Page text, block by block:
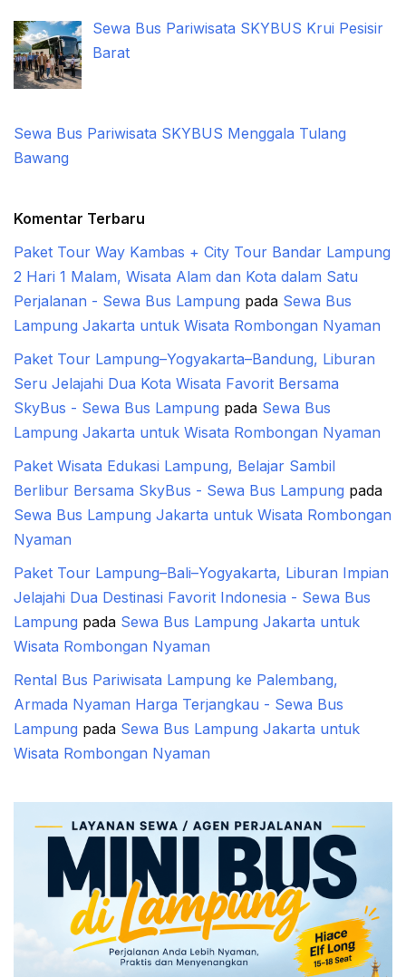
Sewa Bus Pariwisata SKYBUS Krui Pesisir
Barat
Sewa Bus Pariwisata SKYBUS Menggala Tulang
Bawang
Komentar Terbaru
Paket Tour Way Kambas + City Tour Bandar Lampung
2 Hari 1 Malam, Wisata Alam dan Kota dalam Satu
Perjalanan - Sewa Bus Lampung pada Sewa Bus
Lampung Jakarta untuk Wisata Rombongan Nyaman
Paket Tour Lampung–Yogyakarta–Bandung, Liburan
Seru Jelajahi Dua Kota Wisata Favorit Bersama
SkyBus - Sewa Bus Lampung pada Sewa Bus
Lampung Jakarta untuk Wisata Rombongan Nyaman
Paket Wisata Edukasi Lampung, Belajar Sambil
Berlibur Bersama SkyBus - Sewa Bus Lampung pada
Sewa Bus Lampung Jakarta untuk Wisata Rombongan
Nyaman
Paket Tour Lampung–Bali–Yogyakarta, Liburan Impian
Jelajahi Dua Destinasi Favorit Indonesia - Sewa Bus
Lampung pada Sewa Bus Lampung Jakarta untuk
Wisata Rombongan Nyaman
Rental Bus Pariwisata Lampung ke Palembang,
Armada Nyaman Harga Terjangkau - Sewa Bus
Lampung pada Sewa Bus Lampung Jakarta untuk
Wisata Rombongan Nyaman